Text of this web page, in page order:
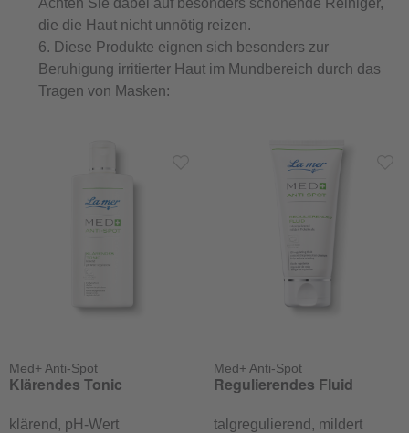
die die Haut nicht unnötig reizen.
Diese Produkte eignen sich besonders zur
Beruhigung irritierter Haut im Mundbereich durch das
Tragen von Masken:
Med+ Anti-Spot
Klärendes Tonic
klärend, pH-Wert
Med+ Anti-Spot
Regulierendes Fluid
talgregulierend, mildert